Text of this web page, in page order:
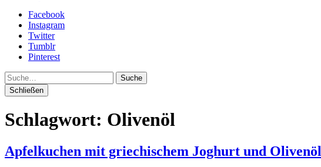
Facebook
Instagram
Twitter
Tumblr
Pinterest
Suche
Schließen
Schlagwort: Olivenöl
Apfelkuchen mit griechischem Joghurt und Olivenöl